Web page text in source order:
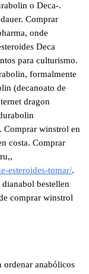
o Deca-.
Comprar
onde
Deca
para culturismo.
formalmente
(decanoato de
dragon
Comprar winstrol en
costa. Comprar
esteroides-tomar/.
bestellen
comprar winstrol
ordenar anabólicos